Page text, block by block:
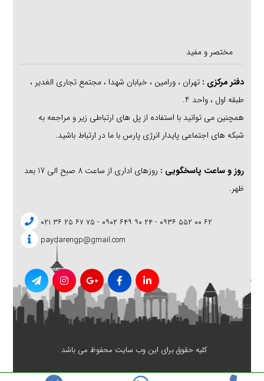
مختصر و مفید
دفتر مرکزی : تهران ، ورامین ، خیابان شهدا ، مجتمع تجاری الغدیر ،
طبقه اول ، واحد 4.
همچنین می توانید با استفاده از پل های ارتباطی زیر و مراجعه به
شبکه های اجتماعی پایدار انرژی پارس با ما در ارتباط باشید.
روز و ساعت پاسخگویی :
روزهای اداری از ساعت 8 صبح الی 17 بعد
ظهر.
۶۲ ۰۰ ۵۵۲ ۰۹۳۶ - ۲۴ ۹۰ ۶۴۹ ۰۹۰۲ - ۷۵ ۶۷ ۲۵ ۳۶ ۰۲۱
paydarengp@gmail.com
کلیه حقوق برای این وب سایت محفوظ می باشد .